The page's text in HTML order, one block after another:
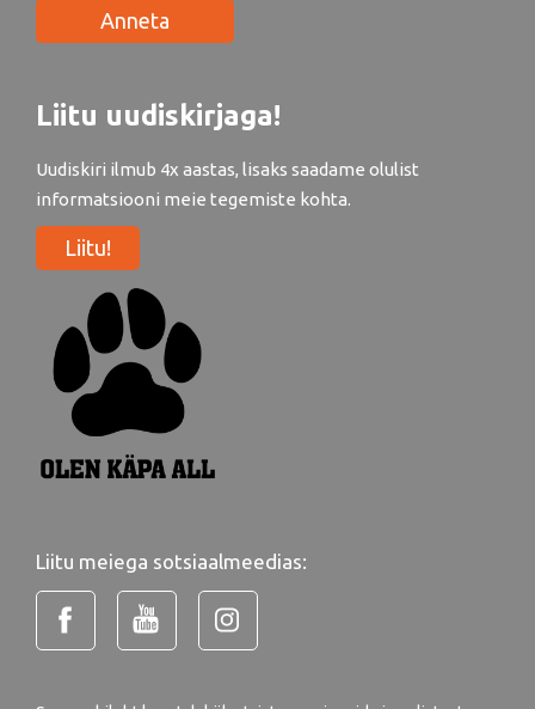
Anneta
Liitu uudiskirjaga!
Uudiskiri ilmub 4x aastas, lisaks saadame olulist
informatsiooni meie tegemiste kohta.
Liitu!
Liitu meiega sotsiaalmeedias: